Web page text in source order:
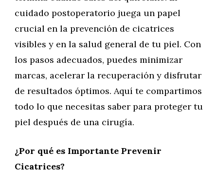
cuidado postoperatorio juega un papel
crucial en la prevención de cicatrices
visibles y en la salud general de tu piel. Con
los pasos adecuados, puedes minimizar
marcas, acelerar la recuperación y disfrutar
de resultados óptimos. Aquí te compartimos
todo lo que necesitas saber para proteger tu
piel después de una cirugía.
¿Por qué es Importante Prevenir
Cicatrices?